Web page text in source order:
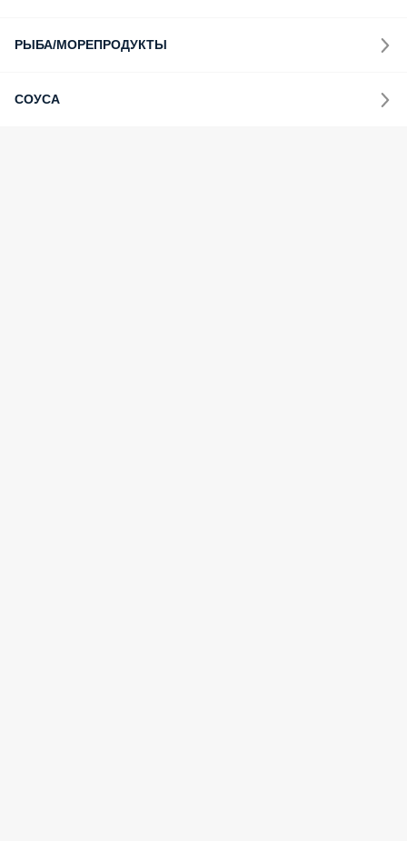
РЫБА/МОРЕПРОДУКТЫ
СОУСА